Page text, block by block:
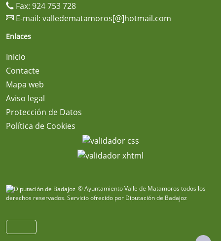
Fax: 924 753 728
E-mail: valledematamoros[@]hotmail.com
Enlaces
Inicio
Contacte
Mapa web
Aviso legal
Protección de Datos
Política de Cookies
© Ayuntamiento Valle de Matamoros todos los
derechos reservados.Servicio ofrecido por Diputación de Badajoz